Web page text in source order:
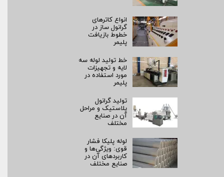
انواع کاترهای
گرانول ساز در
خطوط بازیافت
پلیمر
خط تولید لوله سه
لایه و تجهیزات
مورد استفاده در
پلیمر
تولید گرانول
پلاستیک و مراحل
آن در صنایع
مختلف
لوله پلیکا فشار
قوی: ویژگی‌ها و
کاربردهای آن در
صنایع مختلف